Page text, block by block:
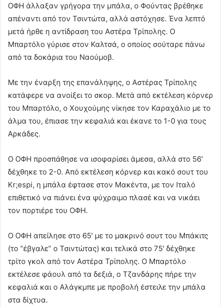
ΟΦΗ άλλαξαν γρήγορα την μπάλα, ο Φούντας βρέθηκε
απέναντι από τον Τσιντώτα, αλλά αστόχησε. Ένα λεπτό
μετά ήρθε η αντίδραση του Αστέρα Τρίπολης. Ο
Μπαρτόλο γύρισε στον Καλτσά, ο οποίος σούταρε πάνω
από τα δοκάρια του Ναούμοβ.
Με την έναρξη της επανάληψης, ο Αστέρας Τρίπολης
κατάφερε να ανοίξει το σκορ. Μετά από εκτέλεση κόρνερ
του Μπαρτόλο, ο Χουχούμης νίκησε τον Καραχάλιο με το
άλμα του, έπιασε την κεφαλιά και έκανε το 1-0 για τους
Αρκάδες.
Ο ΟΦΗ προσπάθησε να ισοφαρίσει άμεσα, αλλά στο 56′
δέχθηκε το 2-0. Από εκτέλεση κόρνερ και κακό σουτ του
Kr;espi, η μπάλα έφτασε στον Μακέντα, με τον Ιταλό
επιθετικό να πιάνει ένα ψύχραιμο πλασέ και να νικάει
τον πορτιέρε του ΟΦΗ.
Ο ΟΦΗ απείλησε στο 65′ με το μακρινό σουτ του Μπάκιτς
(το “έβγαλε” ο Τσιντώτας) και τελικά στο 75′ δέχθηκε
τρίτο γκολ από τον Αστέρα Τρίπολης. Ο Μπαρτόλο
εκτέλεσε φάουλ από τα δεξιά, ο Τζανδάρης πήρε την
κεφαλιά και ο Αλάγκμπε με προβολή έστειλε την μπάλα
στα δίχτυα.